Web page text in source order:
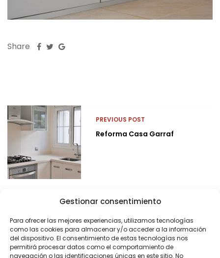
Gestionar consentimiento
Para ofrecer las mejores experiencias, utilizamos tecnologías
como las cookies para almacenar y/o acceder a la información
del dispositivo. El consentimiento de estas tecnologías nos
permitirá procesar datos como el comportamiento de
navegación o las identificaciones únicas en este sitio. No
Share
PREVIOUS POST
Reforma Casa Garraf